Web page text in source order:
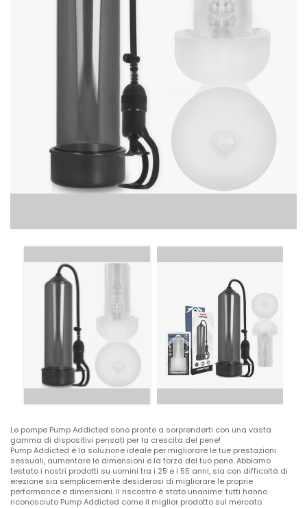
Le pompe Pump Addicted sono pronte a sorprenderti con una vasta
gamma di dispositivi pensati per la crescita del pene!
Pump Addicted è la soluzione ideale per migliorare le tue prestazioni
sessuali, aumentare le dimensioni e la forza del tuo pene. Abbiamo
testato i nostri prodotti su uomini tra i 25 e i 55 anni, sia con difficoltà di
erezione sia semplicemente desiderosi di migliorare le proprie
performance e dimensioni. Il riscontro è stato unanime: tutti hanno
riconosciuto Pump Addicted come il miglior prodotto sul mercato.